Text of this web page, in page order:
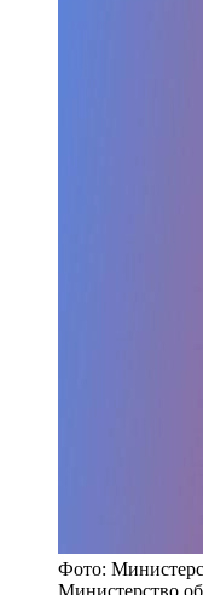
Фото:
Министерство